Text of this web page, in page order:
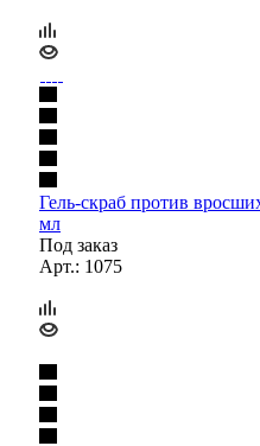
Гель-скраб против
мл
Под заказ
Арт.: 1075